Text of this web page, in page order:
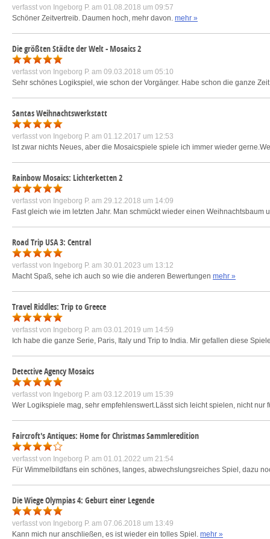
verfasst von Ingeborg P. am 01.08.2018 um 09:57
Schöner Zeitvertreib. Daumen hoch, mehr davon. mehr »
Die größten Städte der Welt - Mosaics 2
verfasst von Ingeborg P. am 09.03.2018 um 05:10
Sehr schönes Logikspiel, wie schon der Vorgänger. Habe schon die ganze
Santas Weihnachtswerkstatt
verfasst von Ingeborg P. am 01.12.2017 um 12:53
Ist zwar nichts Neues, aber die Mosaicspiele spiele ich immer wieder
Rainbow Mosaics: Lichterketten 2
verfasst von Ingeborg P. am 29.12.2018 um 14:09
Fast gleich wie im letzten Jahr. Man schmückt wieder einen
Road Trip USA 3: Central
verfasst von Ingeborg P. am 30.01.2023 um 13:12
Macht Spaß, sehe ich auch so wie die anderen Bewertungen mehr »
Travel Riddles: Trip to Greece
verfasst von Ingeborg P. am 03.01.2019 um 14:59
Ich habe die ganze Serie, Paris, Italy und Trip to India. Mir gefallen diese
Detective Agency Mosaics
verfasst von Ingeborg P. am 03.12.2019 um 15:39
Wer Logikspiele mag, sehr empfehlenswert.Lässt sich leicht spielen, nicht
Faircroft's Antiques: Home for Christmas Sammleredition
verfasst von Ingeborg P. am 01.01.2022 um 21:54
Für Wimmelbildfans ein schönes, langes, abwechslungsreiches Spiel, dazu
Die Wiege Olympias 4: Geburt einer Legende
verfasst von Ingeborg P. am 07.06.2018 um 13:49
Kann mich nur anschließen, es ist wieder ein tolles Spiel. mehr »